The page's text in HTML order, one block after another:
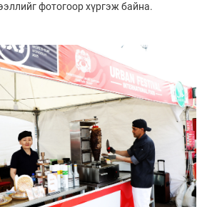
фотогоор хүргэж байна.